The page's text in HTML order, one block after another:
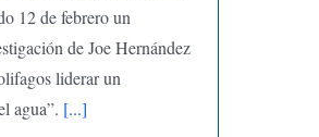
12 de febrero un
de Joe Hernández
liderar un
agua”. [...]